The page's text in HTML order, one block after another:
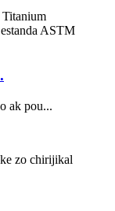
ak pou...